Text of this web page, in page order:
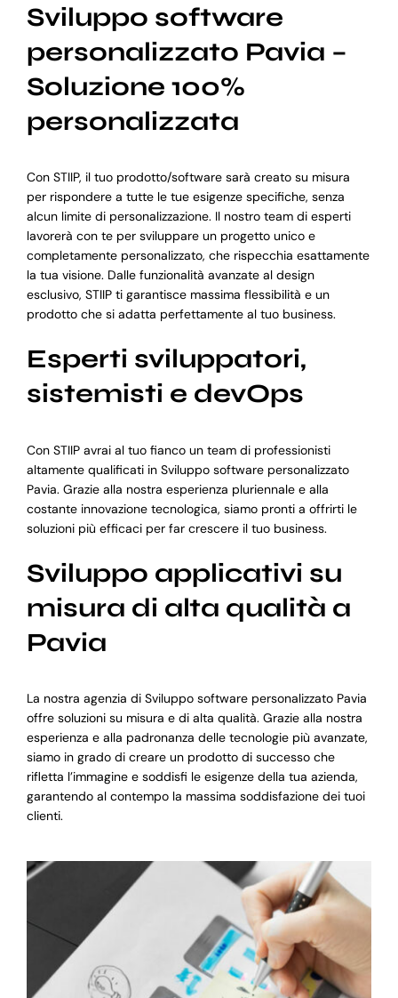
Sviluppo software
personalizzato Pavia –
Soluzione 100%
personalizzata
Con STIIP, il tuo prodotto/software sarà creato su misura
per rispondere a tutte le tue esigenze specifiche, senza
alcun limite di personalizzazione. Il nostro team di esperti
lavorerà con te per sviluppare un progetto unico e
completamente personalizzato, che rispecchia esattamente
la tua visione. Dalle funzionalità avanzate al design
esclusivo, STIIP ti garantisce massima flessibilità e un
prodotto che si adatta perfettamente al tuo business.
Esperti sviluppatori,
sistemisti e devOps
Con STIIP avrai al tuo fianco un team di professionisti
altamente qualificati in Sviluppo software personalizzato
Pavia. Grazie alla nostra esperienza pluriennale e alla
costante innovazione tecnologica, siamo pronti a offrirti le
soluzioni più efficaci per far crescere il tuo business.
Sviluppo applicativi su
misura di alta qualità a
Pavia
La nostra agenzia di Sviluppo software personalizzato Pavia
offre soluzioni su misura e di alta qualità. Grazie alla nostra
esperienza e alla padronanza delle tecnologie più avanzate,
siamo in grado di creare un prodotto di successo che
rifletta l’immagine e soddisfi le esigenze della tua azienda,
garantendo al contempo la massima soddisfazione dei tuoi
clienti.